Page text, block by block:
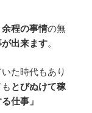
余程の事情の無
出来ます。
た時代もあり
とびぬけて稼
仕事」